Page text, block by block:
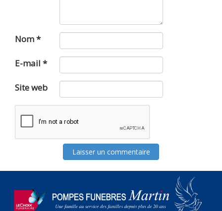
Nom*
E-mail *
Site web